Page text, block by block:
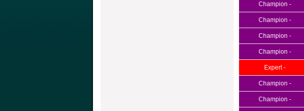
Champion -
Champion -
Champion -
Champion -
Expert -
Champion -
Champion -